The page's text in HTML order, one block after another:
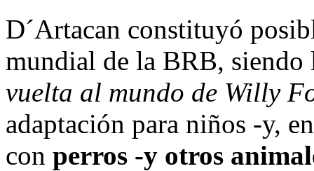
D´Artacan constituyó
mundial de la BRB, siendo
vuelta al mundo de Willy
adaptación para niños -y,
con perros -y otros